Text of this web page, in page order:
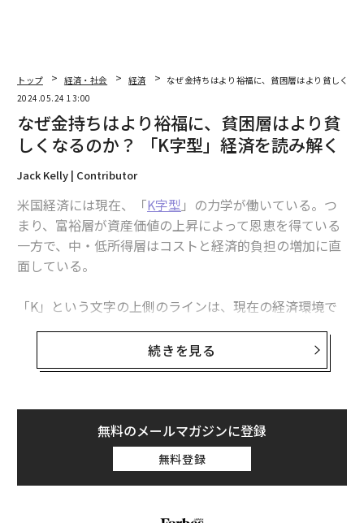
2026年9月号発売中
最新号の購入はこちらから
トップ 経済・社会 経済
なぜ金持ちはより裕福に、貧困層はより貧しくな
2024.05.24 13:00
なぜ金持ちはより裕福に、貧困層はより貧
しくなるのか？ 「K字型」経済を読み解く
Jack Kelly | Contributor
米国経済には現在、「K字型 」の力学が働いている。つ
まり、富裕層が資産価値の上昇によって恩恵を得ている
一方で、中・低所得層はコストと経済的負担の増加に直
面している。
「K」という文字の上側のラインは、現在の経済環境で
大きな利益を上げている少数の人々を、下側のラインは
家計の急速な悪化を感じている他のすべての人々を表し
ている。
株式、不動産、その他投資資産を保有する富裕層は、純
資産と自己資本が増加し続け、インフレの影響からしっ
かり守られている。これに対し、低・中所得層は食料
品、ガソリン、家賃といった生活必需品のコスト上昇に
家計が圧迫され、しかも賃金の上昇がインフレに追いつ
続きを見る
無料のメールマガジンに登録
無料登録